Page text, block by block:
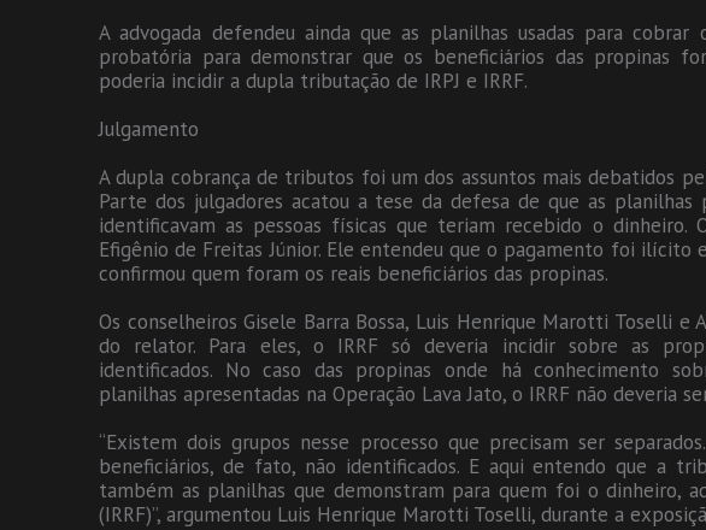
A advogada defendeu ainda que as planilhas usadas para
probatória para demonstrar que os beneficiários das propinas
poderia incidir a dupla tributação de IRPJ e IRRF.
Julgamento
A dupla cobrança de tributos foi um dos assuntos mais debatidos
Parte dos julgadores acatou a tese da defesa de que as
identificavam as pessoas físicas que teriam recebido o dinheiro.
Efigênio de Freitas Júnior. Ele entendeu que o pagamento foi ilícito
confirmou quem foram os reais beneficiários das propinas.
Os conselheiros Gisele Barra Bossa, Luis Henrique Marotti Toselli e
do relator. Para eles, o IRRF só deveria incidir sobre as
identificados. No caso das propinas onde há conhecimento
planilhas apresentadas na Operação Lava Jato, o IRRF não deveria
“Existem dois grupos nesse processo que precisam ser
beneficiários, de fato, não identificados. E aqui entendo que a
também as planilhas que demonstram para quem foi o dinheiro,
(IRRF)”, argumentou Luis Henrique Marotti Toselli, durante a